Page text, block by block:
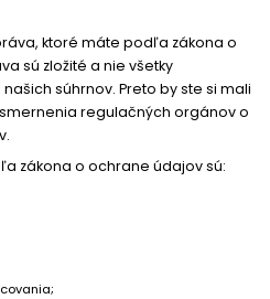
ktoré máte podľa zákona o
sú zložité a nie všetky
súhrnov. Preto by ste si mali
regulačných orgánov o
zákona o ochrane údajov sú: